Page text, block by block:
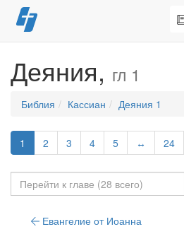
Перейти
к
Деяния, гл 1
Библия Кассиан Деяния 1
1 2 3 4 5 ↔ 24
Евангелие от Иоанна